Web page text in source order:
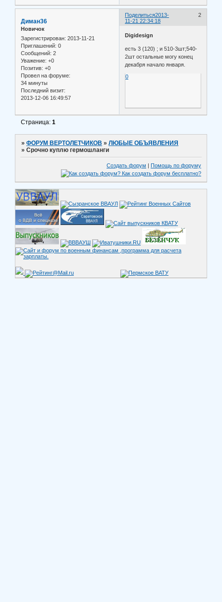
Поделиться 2
2013-
11-21 22:34:18
Диман36
Новичок
Зарегистрирован: 2013-11-21
Приглашений: 0
Сообщений: 2
Уважение: +0
Позитив: +0
Провел на форуме:
34 минуты
Последний визит:
2013-12-06 16:49:57
Digidesign
есть 3 (120) ; и 510-3шт;540-
2шт остальные могу конец
декабря начало января.
0
Страница:1
»ФОРУМ ВЕРТОЛЕТЧИКОВ »ЛЮБЫЕ ОБЪЯВЛЕНИЯ
»Срочно куплю гермошланги
Создать форум | Помощь по форуму